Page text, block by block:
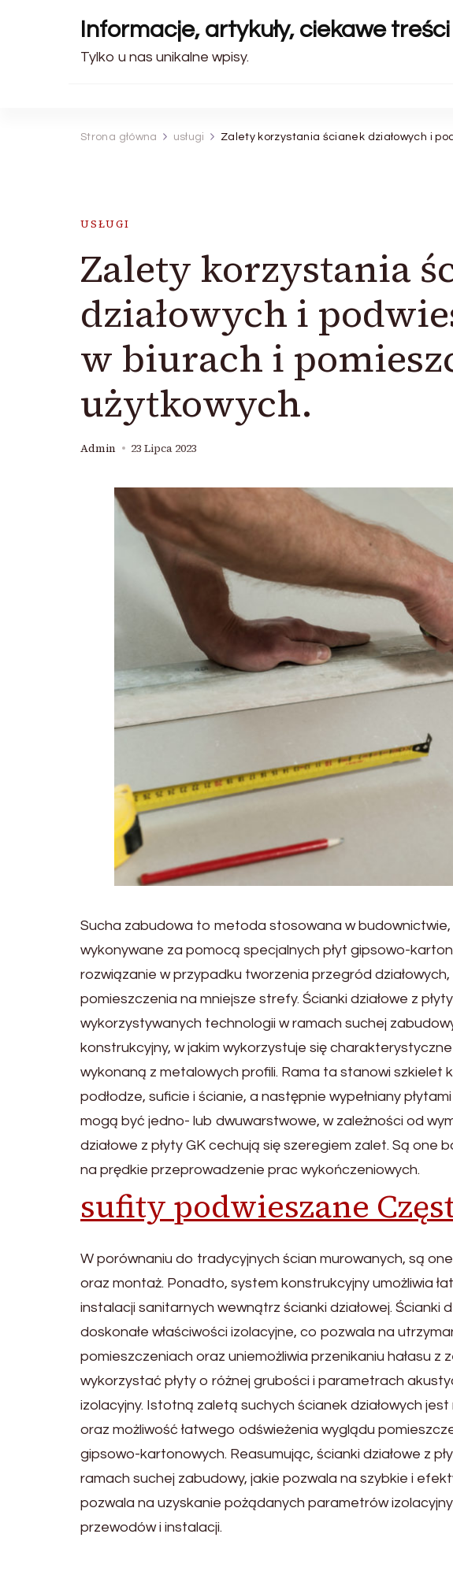
Informacje, artykuły, ciekawe treści
Tylko u nas unikalne wpisy.
Strona główna usługi Zalety korzystania ścianek działowych i
USŁUGI
Zalety korzystania
działowych i
w biurach i
użytkowych.
Admin 23 Lipca 2023
Sucha zabudowa to metoda stosowana w budownictwie,
wykonywane za pomocą specjalnych płyt gipsowo-
rozwiązanie w przypadku tworzenia przegród
pomieszczenia na mniejsze strefy. Ścianki działowe z
wykorzystywanych technologii w ramach suchej
konstrukcyjny, w jakim wykorzystuje się
wykonaną z metalowych profili. Rama ta stanowi szkielet
podłodze, suficie i ścianie, a następnie wypełniany
mogą być jedno- lub dwuwarstwowe, w zależności od
działowe z płyty GK cechują się szeregiem zalet. Są one
na prędkie przeprowadzenie prac wykończeniowych.
sufity podwieszane
W porównaniu do tradycyjnych ścian murowanych, są
oraz montaż. Ponadto, system konstrukcyjny umożliwia
instalacji sanitarnych wewnątrz ścianki działowej. Ścianki
doskonałe właściwości izolacyjne, co pozwala na
pomieszczeniach oraz uniemożliwia przenikaniu hałasu z
wykorzystać płyty o różnej grubości i parametrach
izolacyjny. Istotną zaletą suchych ścianek działowych
oraz możliwość łatwego odświeżenia wyglądu
gipsowo-kartonowych. Reasumując, ścianki działowe z
ramach suchej zabudowy, jakie pozwala na szybkie i
pozwala na uzyskanie pożądanych parametrów
przewodów i instalacji.